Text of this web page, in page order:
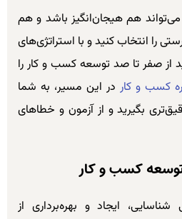
هم هیجان‌انگیز باشد و هم
را انتخاب کنید و با استراتژی‌های
از صفر تا صد توسعه کسب و کار را
کسب و کار در این مسیر، به شما
بگیرید و از آزمون و خطاهای
کسب و کار
ایجاد و بهره‌برداری از